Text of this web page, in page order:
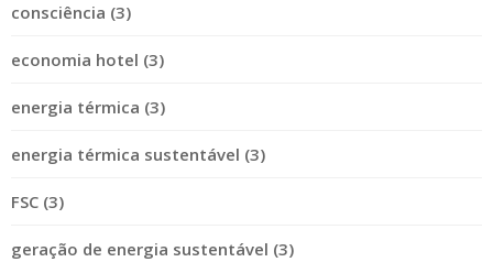
consciência (3)
economia hotel (3)
energia térmica (3)
energia térmica sustentável (3)
FSC (3)
geração de energia sustentável (3)